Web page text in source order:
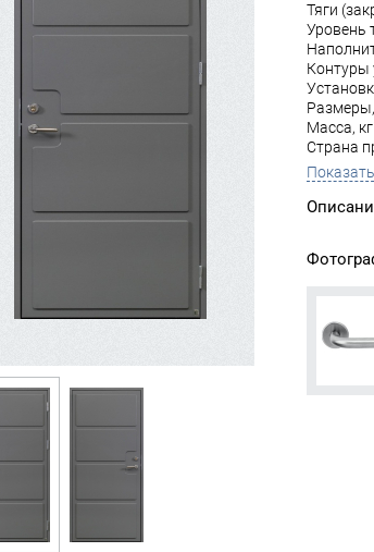
Тяги
Уровень
Контуры
Масса, кг
Страна